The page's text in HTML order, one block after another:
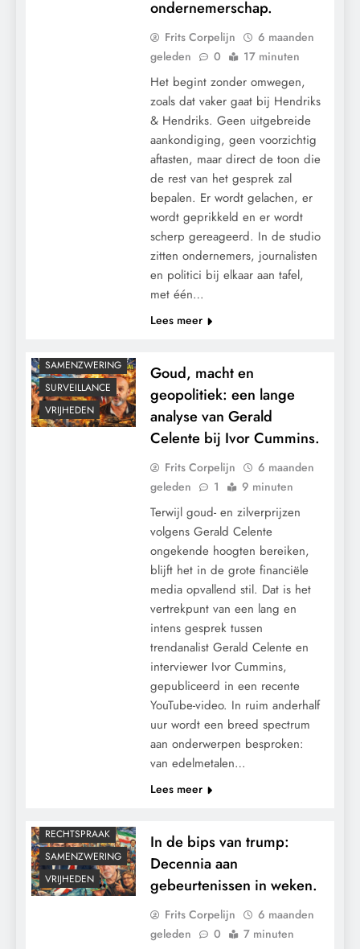
ondernemerschap.
Frits Corpelijn
6 maanden
geleden
0 17 minuten
Het begint zonder omwegen,
zoals dat vaker gaat bij Hendriks
& Hendriks. Geen uitgebreide
aankondiging, geen voorzichtig
aftasten, maar direct de toon die
de rest van het gesprek zal
bepalen. Er wordt gelachen, er
wordt geprikkeld en er wordt
scherp gereageerd. In de studio
zitten ondernemers, journalisten
en politici bij elkaar aan tafel,
met één…
Lees meer
SAMENZWERING
SURVEILLANCE
VRIJHEDEN
Goud, macht en
geopolitiek: een lange
analyse van Gerald
Celente bij Ivor Cummins.
Frits Corpelijn
6 maanden
geleden
1 9 minuten
Terwijl goud- en zilverprijzen
volgens Gerald Celente
ongekende hoogten bereiken,
blijft het in de grote financiële
media opvallend stil. Dat is het
vertrekpunt van een lang en
intens gesprek tussen
trendanalist Gerald Celente en
interviewer Ivor Cummins,
gepubliceerd in een recente
YouTube-video. In ruim anderhalf
uur wordt een breed spectrum
aan onderwerpen besproken:
van edelmetalen…
Lees meer
RECHTSPRAAK
SAMENZWERING
VRIJHEDEN
In de bips van trump:
Decennia aan
gebeurtenissen in weken.
Frits Corpelijn
6 maanden
geleden
0 7 minuten